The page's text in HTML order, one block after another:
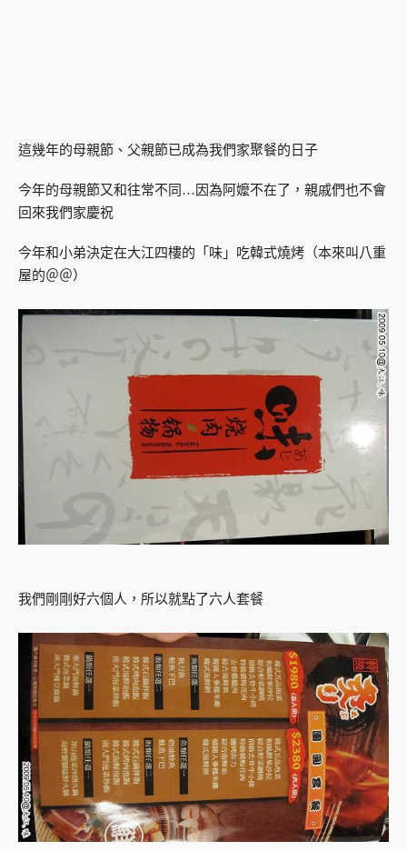
這幾年的母親節、父親節已成為我們家聚餐的日子
今年的母親節又和往常不同…因為阿嬤不在了，親戚們也不會
回來我們家慶祝
今年和小弟決定在大江四樓的「味」吃韓式燒烤（本來叫八重
屋的＠＠）
我們剛剛好六個人，所以就點了六人套餐